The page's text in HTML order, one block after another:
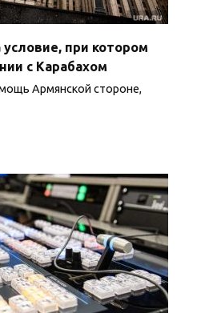
условие, при котором
с Карабахом
Армянской стороне,